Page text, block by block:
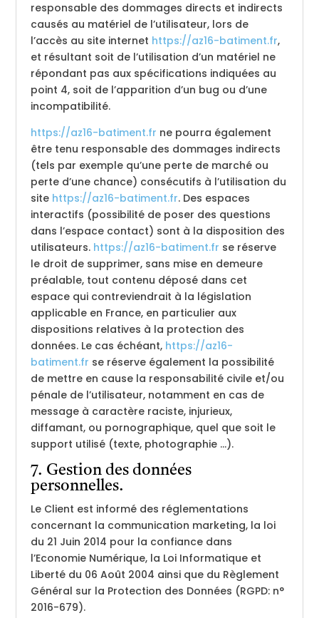
responsable des dommages directs et indirects
causés au matériel de l’utilisateur, lors de
l’accès au site internet https://az16-batiment.fr,
et résultant soit de l’utilisation d’un matériel ne
répondant pas aux spécifications indiquées au
point 4, soit de l’apparition d’un bug ou d’une
incompatibilité.
https://az16-batiment.fr ne pourra également
être tenu responsable des dommages indirects
(tels par exemple qu’une perte de marché ou
perte d’une chance) consécutifs à l’utilisation du
site https://az16-batiment.fr. Des espaces
interactifs (possibilité de poser des questions
dans l’espace contact) sont à la disposition des
utilisateurs. https://az16-batiment.fr se réserve
le droit de supprimer, sans mise en demeure
préalable, tout contenu déposé dans cet
espace qui contreviendrait à la législation
applicable en France, en particulier aux
dispositions relatives à la protection des
données. Le cas échéant, https://az16-
batiment.fr se réserve également la possibilité
de mettre en cause la responsabilité civile et/ou
pénale de l’utilisateur, notamment en cas de
message à caractère raciste, injurieux,
diffamant, ou pornographique, quel que soit le
support utilisé (texte, photographie …).
7. Gestion des données
personnelles.
Le Client est informé des réglementations
concernant la communication marketing, la loi
du 21 Juin 2014 pour la confiance dans
l’Economie Numérique, la Loi Informatique et
Liberté du 06 Août 2004 ainsi que du Règlement
Général sur la Protection des Données (RGPD: n°
2016-679).